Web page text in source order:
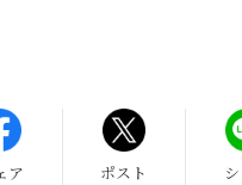
ア ポスト